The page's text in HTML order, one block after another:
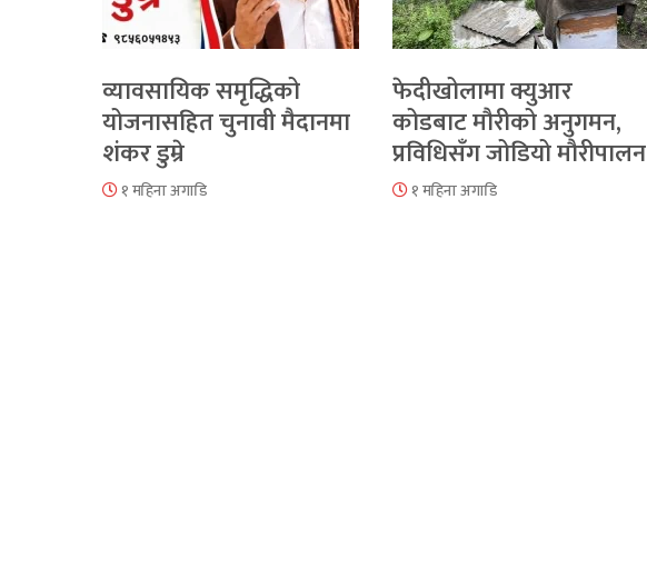
व्यावसायिक समृद्धिको
योजनासहित चुनावी मैदानमा
शंकर डुम्रे
१ महिना अगाडि
फेदीखोलामा क्युआर
कोडबाट मौरीको अनुगमन,
प्रविधिसँग जोडियो मौरीपालन
१ महिना अगाडि